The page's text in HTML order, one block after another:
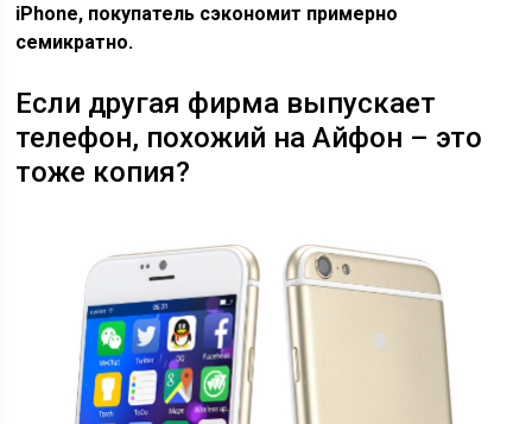
iPhone, покупатель сэкономит примерно
семикратно.
Если другая фирма выпускает
телефон, похожий на Айфон – это
тоже копия?